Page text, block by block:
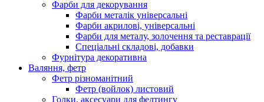
Фарби для декорування
Фарби металік універсальні
Фарби акрилові, універсальні
Фарби для металу, золочення та реставрації
Спеціальні складові, добавки
Фурнітура декоративна
Валяння, фетр
Фетр різноманітний
Фетр (войлок) листовий
Голки, аксесуари для фелтингу